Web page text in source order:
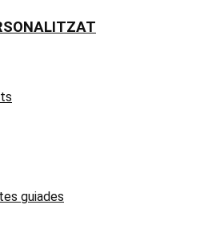
guiades